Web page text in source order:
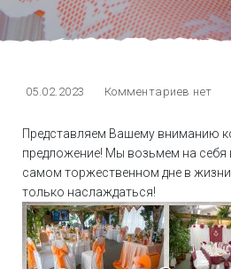
05.02.2023 Комментариев нет
Представляем Вашему вниманию
предложение! Мы возьмем на
самом торжественном дне в
только наслаждаться!